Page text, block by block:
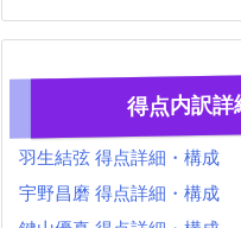
得点内訳
羽生結弦 得点詳細・構成
宇野昌磨 得点詳細・構成